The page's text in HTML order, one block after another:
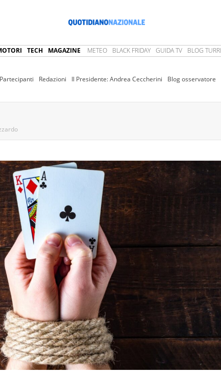
TECH MAGAZINE METEO BLACK FRIDAY GUIDA TV BLOG
Partecipanti Redazioni Il Presidente: Andrea Ceccherini Blog osservatore